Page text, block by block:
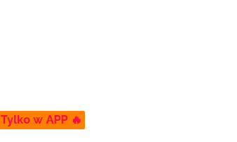
Tylko w APP 🔥